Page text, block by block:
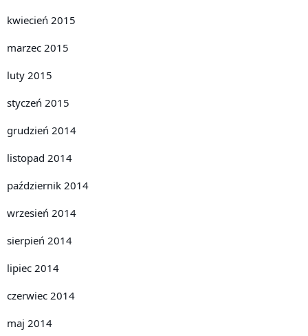
kwiecień 2015
marzec 2015
luty 2015
styczeń 2015
grudzień 2014
listopad 2014
październik 2014
wrzesień 2014
sierpień 2014
lipiec 2014
czerwiec 2014
maj 2014